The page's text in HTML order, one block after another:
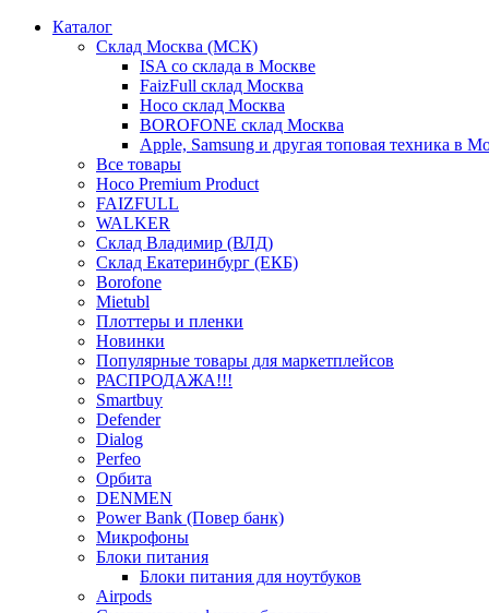
Каталог
Склад Москва (МСК)
ISA со склада в Москве
FaizFull склад Москва
Hoco склад Москва
BOROFONE склад Москва
Apple, Samsung и другая топовая техника в
Все товары
Hoco Premium Product
FAIZFULL
WALKER
Склад Владимир (ВЛД)
Склад Екатеринбург (ЕКБ)
Borofone
Mietubl
Плоттеры и пленки
Новинки
Популярные товары для маркетплейсов
РАСПРОДАЖА!!!
Smartbuy
Defender
Dialog
Perfeo
Орбита
DENMEN
Power Bank (Повер банк)
Микрофоны
Блоки питания
Блоки питания для ноутбуков
Airpods